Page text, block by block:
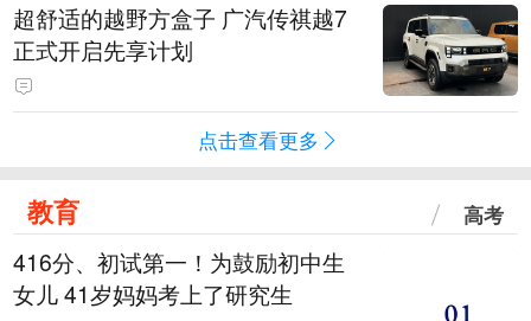
超舒适的越野方盒子 广汽传祺越7
正式开启先享计划
点击查看更多
教育 高考
416分、初试第一！为鼓励初中生
女儿 41岁妈妈考上了研究生